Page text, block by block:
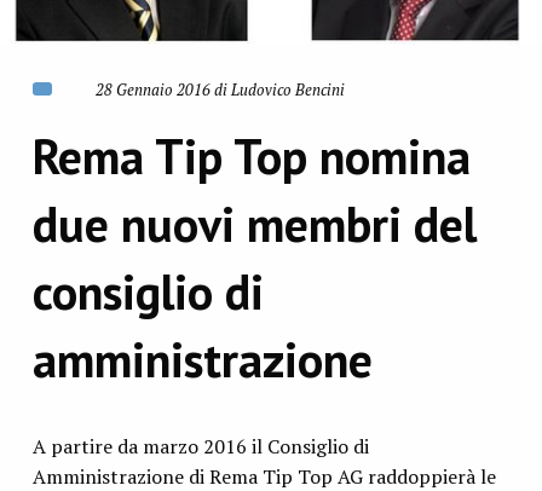
28 Gennaio 2016 di Ludovico Bencini
Rema Tip Top nomina
due nuovi membri del
consiglio di
amministrazione
A partire da marzo 2016 il Consiglio di
Amministrazione di Rema Tip Top AG raddoppierà le